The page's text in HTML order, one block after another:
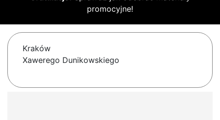
promocyjne!
Kraków
Xawerego Dunikowskiego